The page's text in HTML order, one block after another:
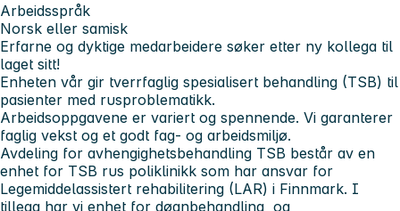
Arbeidsspråk
Norsk eller samisk
Erfarne og dyktige medarbeidere søker etter ny kollega til
laget sitt!
Enheten vår gir tverrfaglig spesialisert behandling (TSB) til
pasienter med rusproblematikk.
Arbeidsoppgavene er variert og spennende. Vi garanterer
faglig vekst og et godt fag- og arbeidsmiljø.
Avdeling for avhengighetsbehandling TSB består av en
enhet for TSB rus poliklinikk som har ansvar for
Legemiddelassistert rehabilitering (LAR) i Finnmark. I
tillegg har vi enhet for døgnbehandling og